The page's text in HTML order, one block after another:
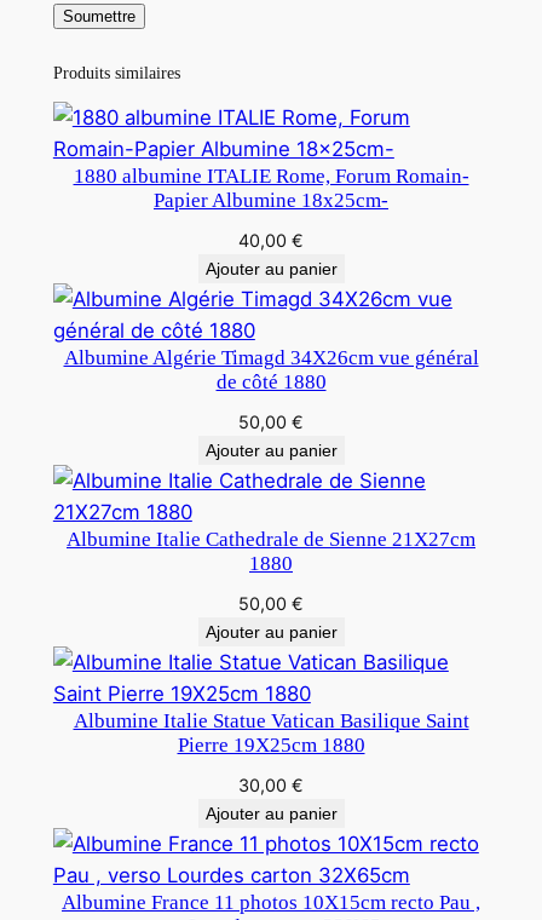
Produits similaires
1880 albumine ITALIE Rome, Forum Romain-
Papier Albumine 18x25cm-
40,00 €
Ajouter au panier
Albumine Algérie Timagd 34X26cm vue général
de côté 1880
50,00 €
Ajouter au panier
Albumine Italie Cathedrale de Sienne 21X27cm
1880
50,00 €
Ajouter au panier
Albumine Italie Statue Vatican Basilique Saint
Pierre 19X25cm 1880
30,00 €
Ajouter au panier
Albumine France 11 photos 10X15cm recto Pau ,